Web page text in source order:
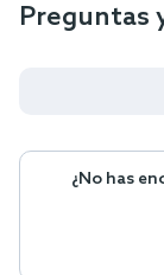
Preguntas
¿No has